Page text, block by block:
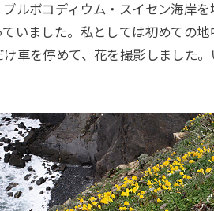
ルボコディウム・スイセン海岸
いました。私としては初めての
車を停めて、花を撮影しました